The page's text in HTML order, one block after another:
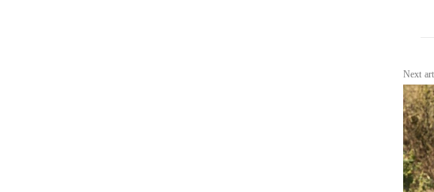
Next